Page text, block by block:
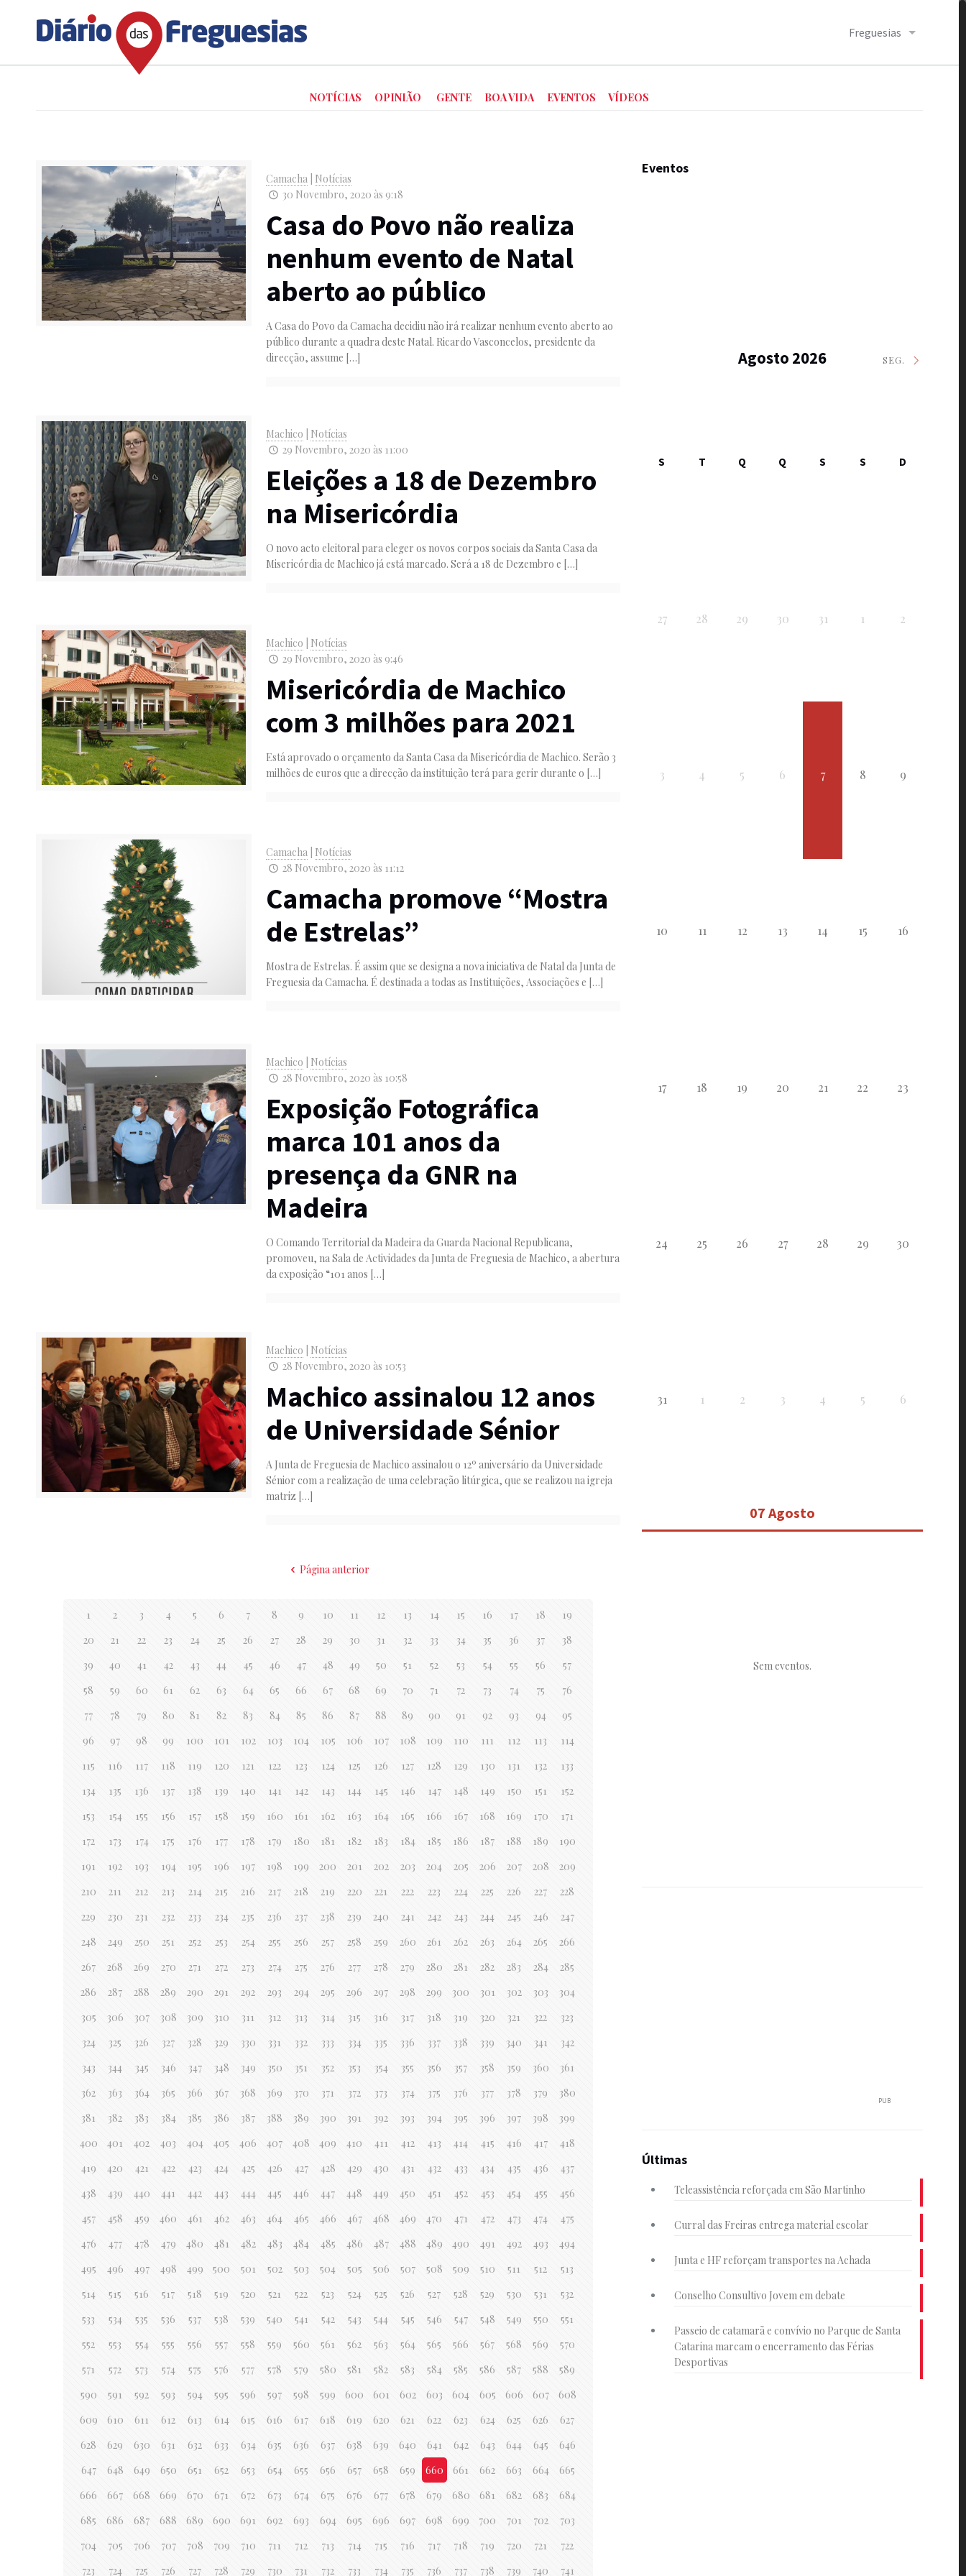
Freguesias
NOTÍCIAS OPINIÃO GENTE BOA VIDA EVENTOS VÍDEOS
Camacha Notícias
30 Novembro, 2020 às 9:18
Casa do Povo não realiza
nenhum evento de Natal
aberto ao público
A Casa do Povo da Camacha decidiu não irá realizar nenhum evento aberto ao
público durante a quadra deste Natal. Ricardo Vasconcelos, presidente da
direcção, assume […]
Machico
Notícias
29 Novembro, 2020 às 11:00
Eleições a 18 de Dezembro
na Misericórdia
O novo acto eleitoral para eleger os novos corpos sociais da Santa Casa da
Misericórdia de Machico já está marcado. Será a 18 de Dezembro e […]
Machico
Notícias
29 Novembro, 2020 às 9:46
Misericórdia de Machico
com 3 milhões para 2021
Está aprovado o orçamento da Santa Casa da Misericórdia de Machico. Serão 3
milhões de euros que a direcção da instituição terá para gerir durante o […]
Camacha Notícias
28 Novembro, 2020 às 11:12
Camacha promove “Mostra
de Estrelas”
Mostra de Estrelas. É assim que se designa a nova iniciativa de Natal da Junta de
Freguesia da Camacha. É destinada a todas as Instituições, Associações e […]
Machico
Notícias
28 Novembro, 2020 às 10:58
Exposição Fotográfica
marca 101 anos da
presença da GNR na
Madeira
O Comando Territorial da Madeira da Guarda Nacional Republicana,
promoveu, na Sala de Actividades da Junta de Freguesia de Machico, a abertura
da exposição “101 anos […]
Machico
Notícias
28 Novembro, 2020 às 10:53
Machico assinalou 12 anos
de Universidade Sénior
A Junta de Freguesia de Machico assinalou o 12º aniversário da Universidade
Sénior com a realização de uma celebração litúrgica, que se realizou na igreja
matriz […]
Página anterior
1 2 3 4 5 6 7 8 9 10 11 12 13 14 15 16 17 18
19
20
21 22 23 24 25 26 27 28 29 30 31 32 33 34 35 36 37
38
39
40 41 42 43 44 45 46 47 48 49 50 51 52 53 54 55 56
57
58
59 60 61 62 63 64 65 66 67 68 69 70 71 72 73 74 75
76
77
78 79 80 81 82 83 84 85 86 87 88 89 90 91 92 93 94
95
96
97 98 99 100 101 102 103 104 105 106 107 108 109 110 111 112 113
114
115
116 117 118 119 120 121 122 123 124 125 126 127 128 129 130 131 132
133
134
135 136 137 138 139 140 141 142 143 144 145 146 147 148 149 150 151
152
153
154 155 156 157 158 159 160 161 162 163 164 165 166 167 168 169 170
171
172
173 174 175 176 177 178 179 180 181 182 183 184 185 186 187 188 189
190
191
192 193 194 195 196 197 198 199 200 201 202 203 204 205 206 207 208
209
210
211 212 213 214 215 216 217 218 219 220 221 222 223 224 225 226 227
228
229
230 231 232 233 234 235 236 237 238 239 240 241 242 243 244 245 246
247
248
249 250 251 252 253 254 255 256 257 258 259 260 261 262 263 264 265
266
267
268 269 270 271 272 273 274 275 276 277 278 279 280 281 282 283 284
285
286
287 288 289 290 291 292 293 294 295 296 297 298 299 300 301 302 303
304
305
306 307 308 309 310 311 312 313 314 315 316 317 318 319 320 321 322
323
324
325 326 327 328 329 330 331 332 333 334 335 336 337 338 339 340 341
342
343
344 345 346 347 348 349 350 351 352 353 354 355 356 357 358 359 360
361
362
363 364 365 366 367 368 369 370 371 372 373 374 375 376 377 378 379
380
381
382 383 384 385 386 387 388 389 390 391 392 393 394 395 396 397 398
399
400
401 402 403 404 405 406 407 408 409 410 411 412 413 414 415 416 417
418
419
420 421 422 423 424 425 426 427 428 429 430 431 432 433 434 435 436
437
438
439 440 441 442 443 444 445 446 447 448 449 450 451 452 453 454 455
456
457
458 459 460 461 462 463 464 465 466 467 468 469 470 471 472 473 474
475
476
477 478 479 480 481 482 483 484 485 486 487 488 489 490 491 492 493
494
495
496 497 498 499 500 501 502 503 504 505 506 507 508 509 510 511 512
513
514
515 516 517 518 519 520 521 522 523 524 525 526 527 528 529 530 531
532
533
534 535 536 537 538 539 540 541 542 543 544 545 546 547 548 549 550
551
552
553 554 555 556 557 558 559 560 561 562 563 564 565 566 567 568 569
570
571
572 573 574 575 576 577 578 579 580 581 582 583 584 585 586 587 588
589
590
591 592 593 594 595 596 597 598 599 600 601 602 603 604 605 606 607
608
609
610 611 612 613 614 615 616 617 618 619 620 621 622 623 624 625 626
627
628
629 630 631 632 633 634 635 636 637 638 639 640 641 642 643 644 645
646
647
648 649 650 651 652 653 654 655 656 657 658 659 660 661 662 663 664
665
666
667 668 669 670 671 672 673 674 675 676 677 678 679 680 681 682 683
684
685
686 687 688 689 690 691 692 693 694 695 696 697 698 699 700 701 702
703
704
705 706 707 708 709 710 711 712 713 714 715 716 717 718 719 720 721
722
723
724 725 726 727 728 729 730 731 732 733 734 735 736 737 738 739 740 741
Eventos
Agosto 2026 SEG.
S T Q Q S S D
27 28 29 30 31 1 2
3 4 5 6 7 8 9
10 11 12 13 14 15 16
17 18 19 20 21 22 23
24 25 26 27 28 29 30
31 1 2 3 4 5 6
07 Agosto
Sem eventos.
PUB
Últimas
Teleassistência reforçada em São Martinho
Curral das Freiras entrega material escolar
Junta e HF reforçam transportes na Achada
Conselho Consultivo Jovem em debate
Passeio de catamarã e convívio no Parque de Santa
Catarina marcam o encerramento das Férias
Desportivas